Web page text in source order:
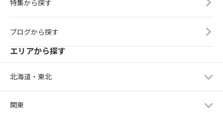
特集から探す
ブログから探す
エリアから探す
北海道・東北
関東